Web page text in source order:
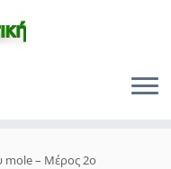
mole – Μέρος 2ο